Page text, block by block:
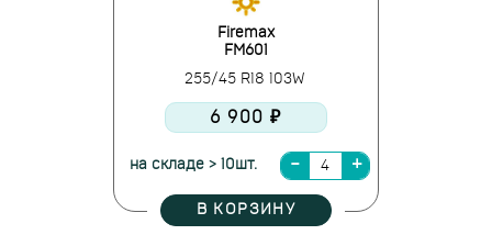
Firemax
FM601
255/45 R18 103W
6 900 ₽
на складе > 10шт.
В КОРЗИНУ